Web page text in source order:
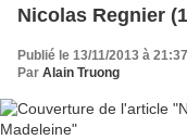
Nicolas Regnier
Publié le 13/11/2013 à 21:37
Par Alain Truong